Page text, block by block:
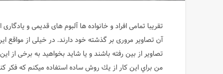
تقریبا تمامی افراد و خانواده ها آلبوم های قدیمی و
آن تصاویر مروری بر گذشته خود دارند. در خیلی از
تصاویر از بین رفته باشند و یا شاید بخواهید به برخی از
من براي اين كار از يك روش ساده استفاده ميكنم كه